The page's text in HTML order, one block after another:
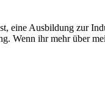
Ausbildung zur
Wenn ihr mehr über